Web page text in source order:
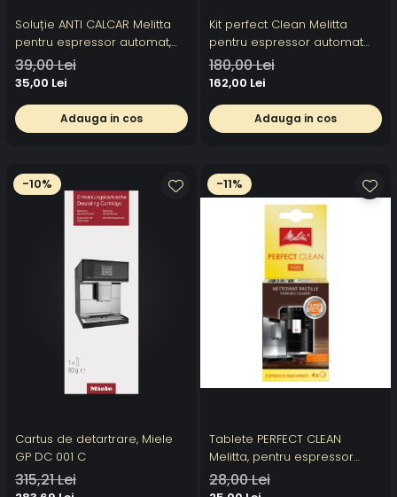
Soluție ANTI CALCAR Melitta
pentru espressor automat,
250ml, 2 utilizari
39,00 Lei
35,00 Lei
Adauga in cos
Kit perfect Clean Melitta
pentru espressor automat
Melitta
180,00 Lei
162,00 Lei
Adauga in cos
-10%
Cartus de detartrare, Miele
GP DC 001 C
315,21 Lei
-11%
Tablete PERFECT CLEAN
Melitta, pentru espressor
automat, 4x1.8g, 4 utilizari
28,00 Lei